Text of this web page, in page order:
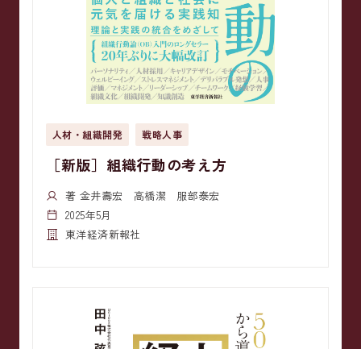
人材・組織開発 戦略人事
［新版］組織行動の考え方
著 金井壽宏 高橋潔 服部泰宏
2025年5月
東洋経済新報社